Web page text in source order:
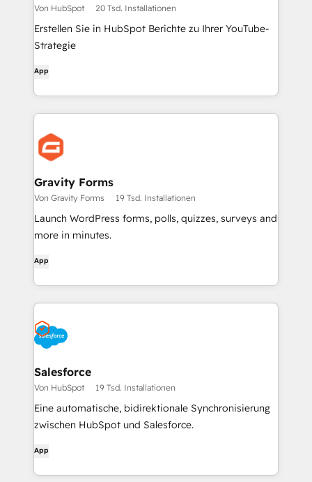
Von HubSpot 20 Tsd. Installationen
Erstellen Sie in HubSpot Berichte zu Ihrer YouTube-
Strategie
App
Gravity Forms
Von Gravity Forms 19 Tsd. Installationen
Launch WordPress forms, polls, quizzes, surveys and
more in minutes.
App
Salesforce
Von HubSpot 19 Tsd. Installationen
Eine automatische, bidirektionale Synchronisierung
zwischen HubSpot und Salesforce.
App